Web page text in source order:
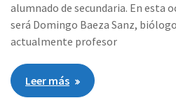
alumnado de secundaria. En esta
será Domingo Baeza Sanz,
actualmente profesor
Leer más